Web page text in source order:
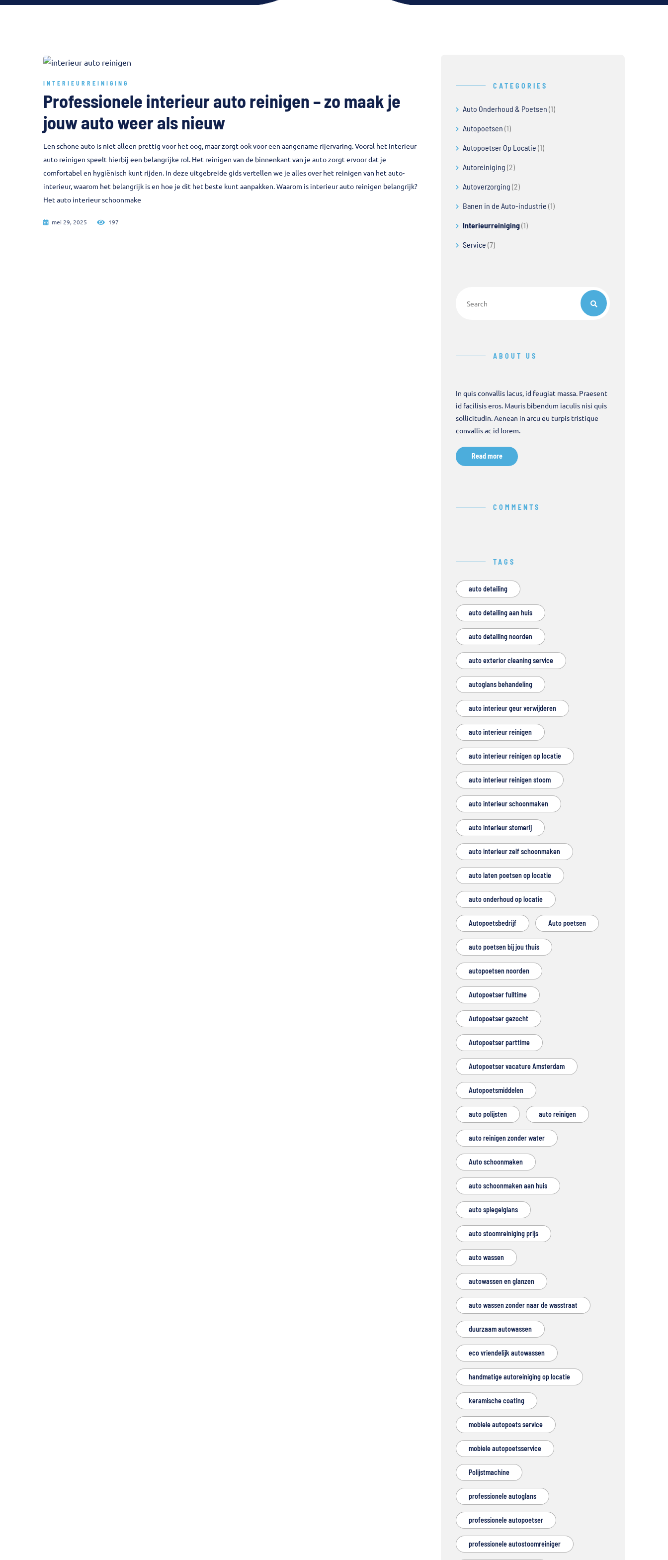
INTERIEURREINIGING
Professionele interieur auto reinigen – zo maak je
jouw auto weer als nieuw
Een schone auto is niet alleen prettig voor het oog, maar zorgt ook voor een aangename rijervaring. Vooral het interieur
auto reinigen speelt hierbij een belangrijke rol. Het reinigen van de binnenkant van je auto zorgt ervoor dat je
comfortabel en hygiënisch kunt rijden. In deze uitgebreide gids vertellen we je alles over het reinigen van het auto-
interieur, waarom het belangrijk is en hoe je dit het beste kunt aanpakken. Waarom is interieur auto reinigen belangrijk?
Het auto interieur schoonmake
mei 29, 2025 197
CATEGORIES
Auto Onderhoud & Poetsen (1)
Autopoetsen (1)
Autopoetser Op Locatie (1)
Autoreiniging (2)
Autoverzorging (2)
Banen in de Auto-industrie (1)
Interieurreiniging(1)
Service (7)
ABOUT US
In quis convallis lacus, id feugiat massa. Praesent
id facilisis eros. Mauris bibendum iaculis nisi quis
sollicitudin. Aenean in arcu eu turpis tristique
convallis ac id lorem.
Read more
COMMENTS
TAGS
auto detailing
auto detailing aan huis
auto detailing noorden
auto exterior cleaning service
autoglans behandeling
auto interieur geur verwijderen
auto interieur reinigen
auto interieur reinigen op locatie
auto interieur reinigen stoom
auto interieur schoonmaken
auto interieur stomerij
auto interieur zelf schoonmaken
auto laten poetsen op locatie
auto onderhoud op locatie
Autopoetsbedrijf Auto poetsen
auto poetsen bij jou thuis
autopoetsen noorden
Autopoetser fulltime
Autopoetser gezocht
Autopoetser parttime
Autopoetser vacature Amsterdam
Autopoetsmiddelen
auto polijsten auto reinigen
auto reinigen zonder water
Auto schoonmaken
auto schoonmaken aan huis
auto spiegelglans
auto stoomreiniging prijs
auto wassen
autowassen en glanzen
auto wassen zonder naar de wasstraat
duurzaam autowassen
eco vriendelijk autowassen
handmatige autoreiniging op locatie
keramische coating
mobiele autopoets service
mobiele autopoetsservice
Polijstmachine
professionele autoglans
professionele autopoetser
professionele autostoomreiniger